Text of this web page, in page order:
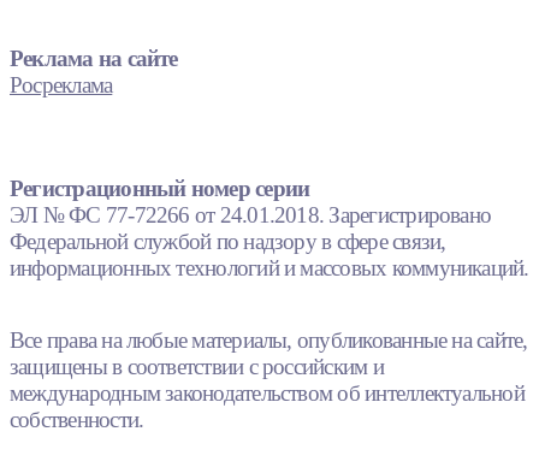
Реклама на сайте
Росреклама
Регистрационный номер серии
ЭЛ № ФС 77-72266 от 24.01.2018. Зарегистрировано
Федеральной службой по надзору в сфере связи,
информационных технологий и массовых коммуникаций.
Все права на любые материалы, опубликованные на сайте,
защищены в соответствии с российским и
международным законодательством об интеллектуальной
собственности.